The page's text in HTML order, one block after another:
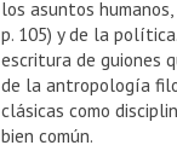
los asuntos
p. 105) y de la
escritura de guiones
de la antropología
clásicas como
bien común.